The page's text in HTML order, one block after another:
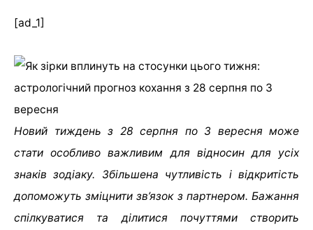
[ad_1]
Новий тиждень з 28 серпня по 3 вересня може
стати особливо важливим для відносин для усіх
знаків зодіаку. Збільшена чутливість і відкритість
допоможуть зміцнити зв’язок з партнером. Бажання
спілкуватися та ділитися почуттями створить